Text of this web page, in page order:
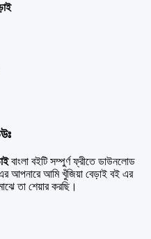
বাংলা বইটি সম্পুর্ণ ফ্রীতে ডাউনলোড
আপনারে আমি খুঁজিয়া বেড়াই বই এর
তা শেয়ার করছি।